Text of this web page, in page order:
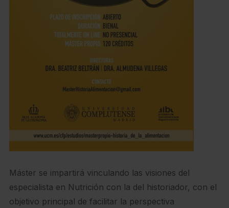
Máster se impartirá vinculando las visiones del
especialista en Nutrición con la del historiador, con el
objetivo principal de facilitar la perspectiva